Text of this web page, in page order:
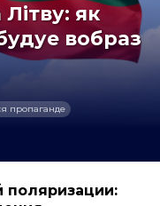
як
вобраз
пропаганде